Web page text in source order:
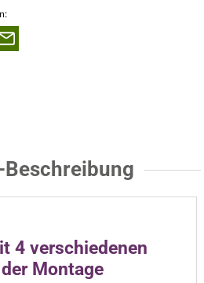
4 verschiedenen
Montage